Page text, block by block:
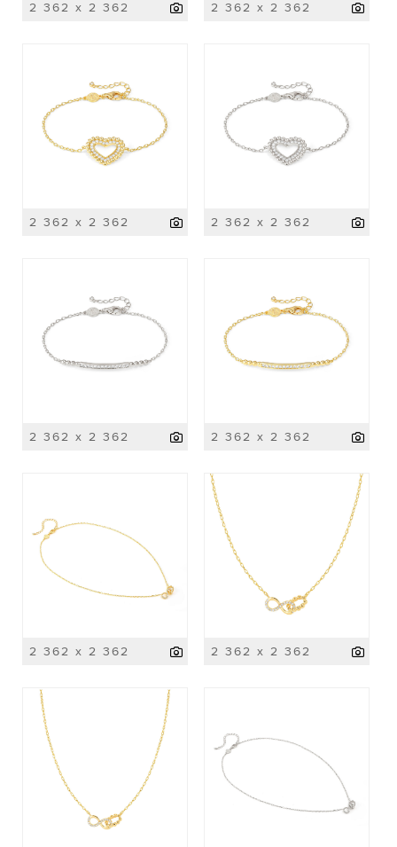
2 362 x 2 362 2 362 x 2 362
2 362 x 2 362 2 362 x 2 362
2 362 x 2 362 2 362 x 2 362
2 362 x 2 362 2 362 x 2 362